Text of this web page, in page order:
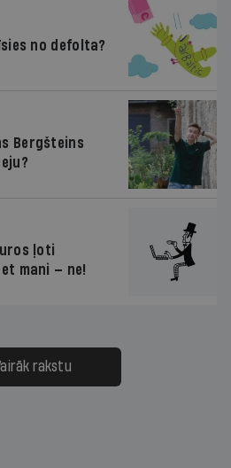
no defolta?
Bergšteins
ļoti
mani — ne!
rakstu